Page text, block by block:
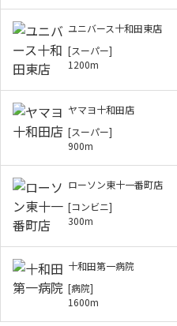
ユニバース十和田東店
[スーパー]
1200m
ヤマヨ十和田店
[スーパー]
900m
ローソン東十一番町店
[コンビニ]
300m
十和田第一病院
[病院]
1600m